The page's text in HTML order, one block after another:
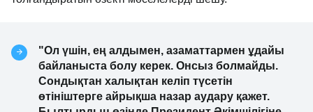
"Ол үшін, ең алдымен, азаматтармен ұдайы
байланыста болу керек. Онсыз болмайды.
Сондықтан халықтан келіп түсетін
өтініштерге айрықша назар аудару қажет.